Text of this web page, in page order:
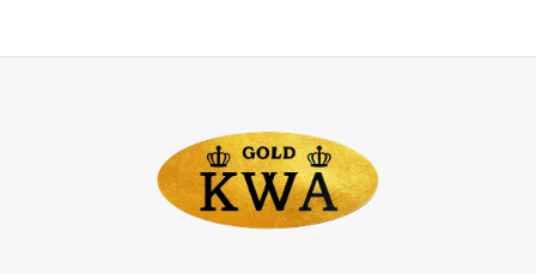
опаски ставить тяжёлую посуду, посекать ножом или
класть горячие предметы.
· Термостойкость. Камень выдерживает высокие